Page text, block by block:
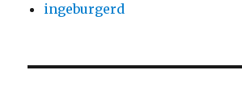
ingeburgerd